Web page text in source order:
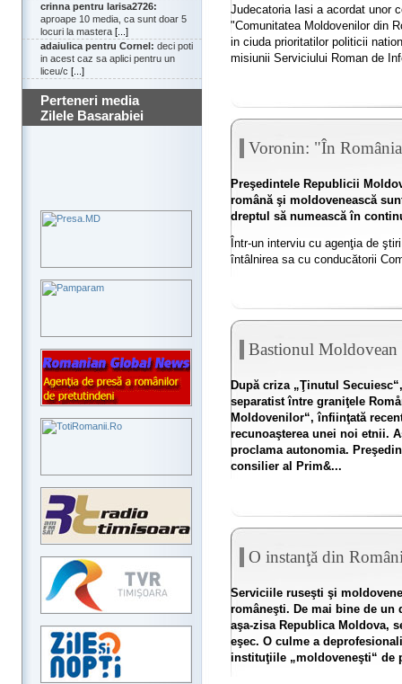
crinna pentru larisa2726:
aproape 10 media, ca sunt doar 5
locuri la mastera [...]
adaiulica pentru Cornel: deci poti
in acest caz sa aplici pentru un
liceu/c [...]
Perteneri media
Zilele Basarabiei
Judecatoria Iasi a acordat unor
"Comunitatea Moldovenilor din
in ciuda prioritatilor politicii
misiunii Serviciului Roman de
Voronin: "În
Preşedintele Republicii
română şi moldovenească
dreptul să numească în
Într-un interviu cu agenţia de
întâlnirea sa cu conducătorii
Bastionul Moldovean
După criza „Ţinutul
separatist între graniţele
Moldovenilor“, înfiinţată
recunoaşterea unei noi etnii.
proclama autonomia.
consilier al Prim&...
O instanţă din
Serviciile ruseşti şi
româneşti. De mai bine de un
aşa-zisa Republica Moldova,
eşec. O culme a
instituţiile „moldoveneşti“ de